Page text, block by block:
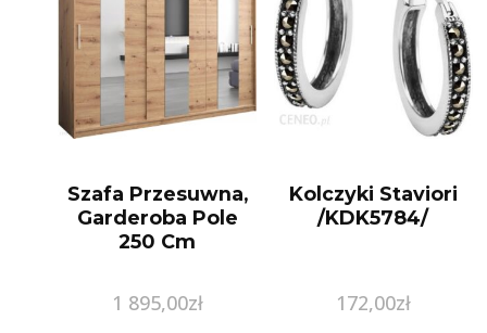
Szafa Przesuwna,
Garderoba Pole
250 Cm
1 895,00zł
Kolczyki Staviori
/KDK5784/
172,00zł